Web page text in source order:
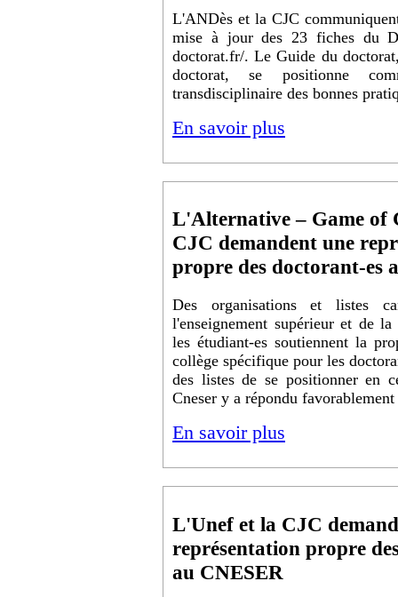
L'ANDès et la CJC
mise à jour des 23 fiches du
doctorat.fr/. Le Guide du
doctorat, se positionne
transdisciplinaire des bonnes
En savoir plus
L'Alternative – Game of
CJC demandent une
propre des doctorant-es
Des organisations et listes
l'enseignement supérieur et de
les étudiant-es soutiennent la
collège spécifique pour les
des listes de se positionner en
Cneser y a répondu favorablement
En savoir plus
L'Unef et la CJC
représentation propre
au CNESER